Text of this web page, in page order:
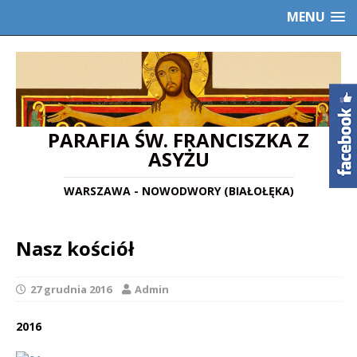
MENU
PARAFIA ŚW. FRANCISZKA Z
ASYŻU
WARSZAWA - NOWODWORY (BIAŁOŁĘKA)
Nasz kościół
27 grudnia 2016 Admin
2016